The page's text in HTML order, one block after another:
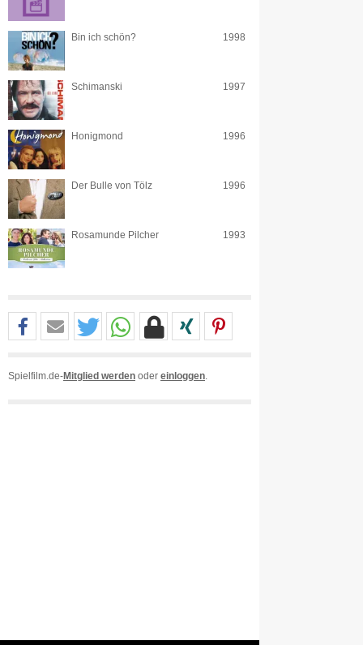
Bin ich schön? 1998
Schimanski 1997
Honigmond 1996
Der Bulle von Tölz 1996
Rosamunde Pilcher 1993
Spielfilm.de-Mitglied werden oder einloggen